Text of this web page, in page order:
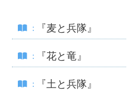
『麦と兵隊』
『花と竜』
『土と兵隊』